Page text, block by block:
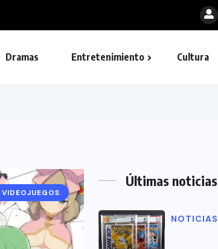
Dramas Entretenimiento Cultura
VIDEOJUEGOS
Últimas noticias
NOTICIAS